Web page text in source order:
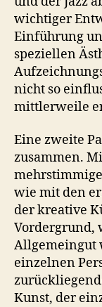
wichtiger
Einführung
speziellen
nicht so
mittlerweile
Eine zweite
zusammen.
wie mit den
der kreative
Vordergrund,
Allgemeingut
einzelnen
Kunst, der